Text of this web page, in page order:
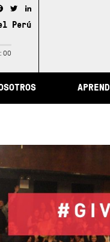
/La ciudad de la
Facebook
Twitter